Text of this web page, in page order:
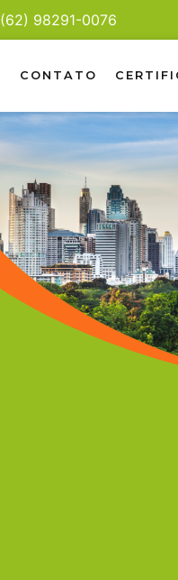
(62) 98291-0076
CONTATO